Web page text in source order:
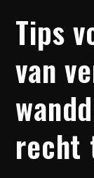
Tips
van
recht